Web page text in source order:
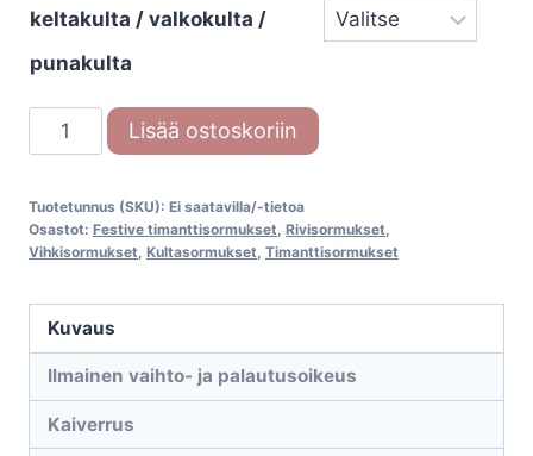
keltakulta / valkokulta /
punakulta
Festive
Greta
016
timanttisormus
Lisää ostoskoriin
Tuotetunnus (SKU): Ei saatavilla/-tietoa
Osastot: Festive timanttisormukset, Rivisormukset,
Vihkisormukset, Kultasormukset, Timanttisormukset
Kuvaus
Ilmainen vaihto- ja palautusoikeus
Kaiverrus